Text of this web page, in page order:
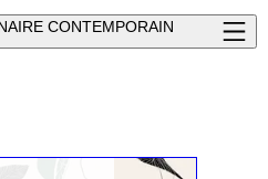
CONTEMPORAIN